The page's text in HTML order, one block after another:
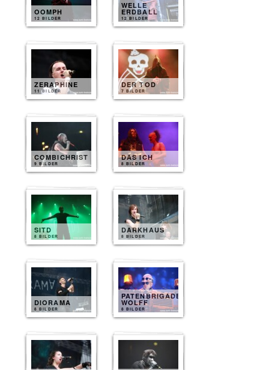
OOMPH
12 BILDER
WELLE
ERDBALL
12 BILDER
ZERAPHINE
11 BILDER
DER TOD
7 BILDER
COMBICHRIST
9 BILDER
DAS ICH
8 BILDER
SITD
8 BILDER
DARKHAUS
8 BILDER
DIORAMA
8 BILDER
PATENBRIGADE
WOLFF
8 BILDER